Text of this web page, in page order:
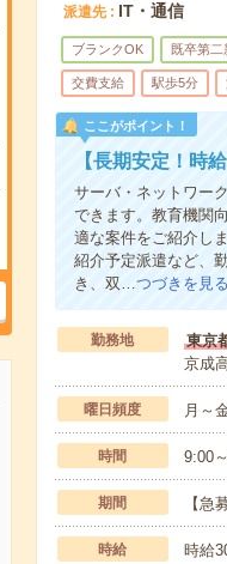
派遣先 IT・通信
ブランクOK 既卒第二
交費支給 駅歩5分
ここがポイント！
【長期安定！時
サーバ・ネットワー
できます。教育機関
適な案件をご紹介し
紹介予定派遣など、
き、双…つづきを見る
勤務地
東京
京成
曜日頻度 月～
時間 9:00
期間 【急
時給 時給